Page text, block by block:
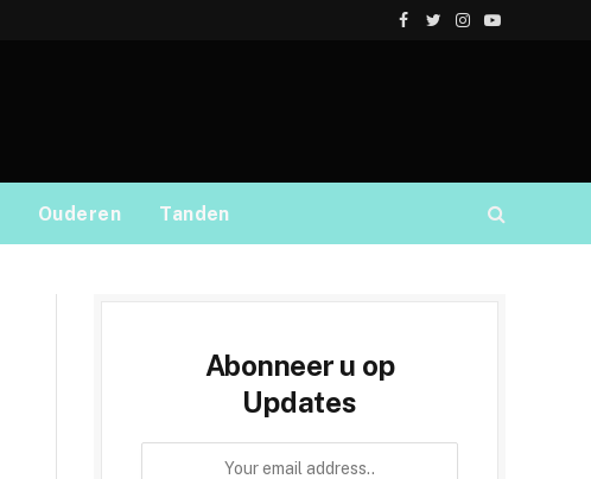
Facebook
TwitterInstagram
YouTube
Ouderen Tanden
Abonneer u op
Updates